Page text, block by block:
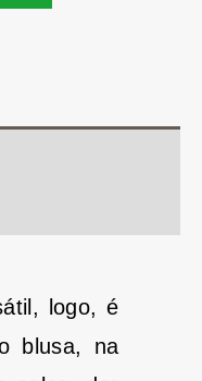
logo, é
blusa, na